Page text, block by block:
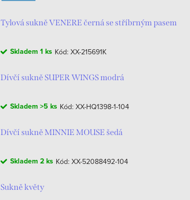
Tylová sukně VENERE černá se stříbrným pasem
Skladem 1 ks Kód: XX-215691K
Dívčí sukně SUPER WINGS modrá
Skladem >5 ks Kód: XX-HQ1398-1-104
Dívčí sukně MINNIE MOUSE šedá
Skladem 2 ks Kód: XX-52088492-104
Sukně květy